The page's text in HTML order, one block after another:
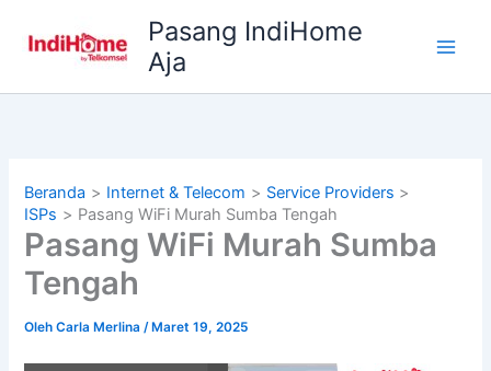
Pasang IndiHome
Aja
Beranda Internet & Telecom
Service Providers
ISPs
Pasang WiFi Murah Sumba Tengah
Pasang WiFi Murah Sumba
Tengah
OlehCarla Merlina/ Maret 19, 2025